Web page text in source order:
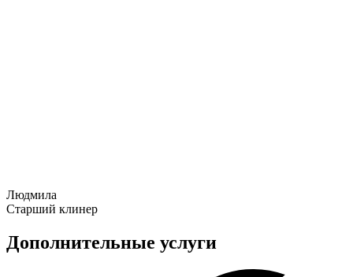
Людмила
Старший клинер
Дополнительные услуги